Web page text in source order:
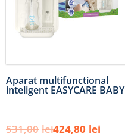
Aparat multifunctional
inteligent EASYCARE BABY
531,00 lei424,80 lei